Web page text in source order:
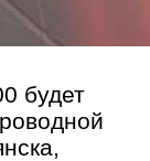
будет